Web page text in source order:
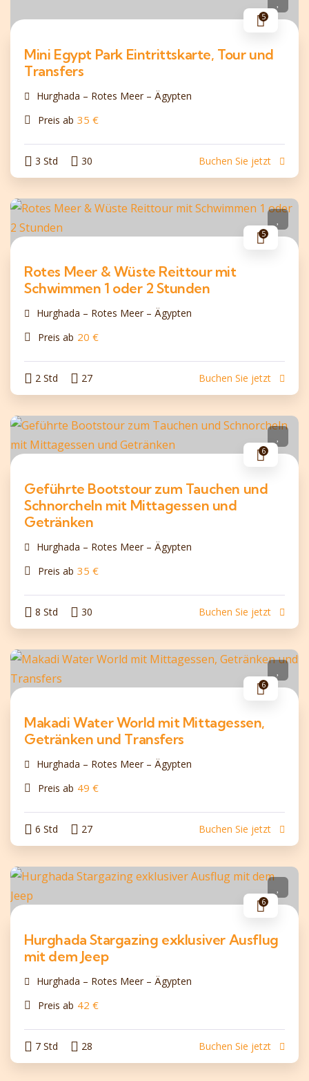
5
Mini Egypt Park Eintrittskarte, Tour und
Transfers
Hurghada – Rotes Meer – Ägypten
Preis ab 35 €
3 Std 30 Buchen Sie jetzt
5
Rotes Meer & Wüste Reittour mit
Schwimmen 1 oder 2 Stunden
Hurghada – Rotes Meer – Ägypten
Preis ab 20 €
2 Std 27 Buchen Sie jetzt
6
Geführte Bootstour zum Tauchen und
Schnorcheln mit Mittagessen und
Getränken
Hurghada – Rotes Meer – Ägypten
Preis ab 35 €
8 Std 30 Buchen Sie jetzt
6
Makadi Water World mit Mittagessen,
Getränken und Transfers
Hurghada – Rotes Meer – Ägypten
Preis ab 49 €
6 Std 27 Buchen Sie jetzt
6
Hurghada Stargazing exklusiver Ausflug
mit dem Jeep
Hurghada – Rotes Meer – Ägypten
Preis ab 42 €
7 Std 28 Buchen Sie jetzt